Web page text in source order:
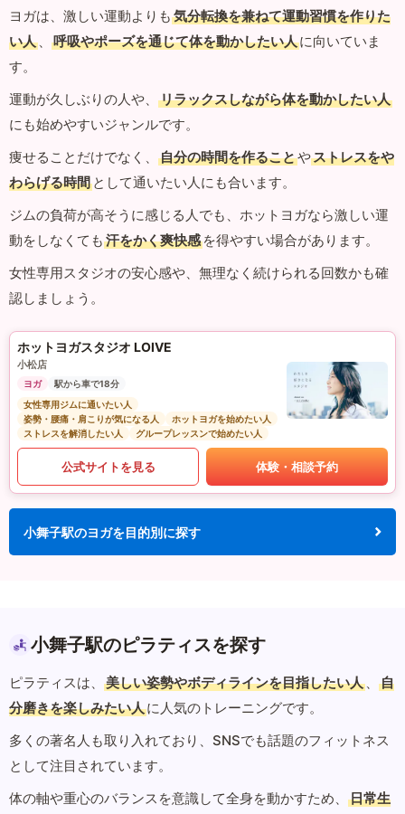
ヨガは、激しい運動よりも 気分転換を兼ねて運動習慣を作りた
い人 、 呼吸やポーズを通じて体を動かしたい人に向いていま
す。
運動が久しぶりの人や、
リラックスしながら体を動かしたい人
にも始めやすいジャンルです。
痩せることだけでなく、
自分の時間を作ることやストレスをや
わらげる時間 として通いたい人にも合います。
ジムの負荷が高そうに感じる人でも、ホットヨガなら激しい運
動をしなくても 汗をかく爽快感 を得やすい場合があります。
女性専用スタジオの安心感や、無理なく続けられる回数かも確
認しましょう。
ホットヨガスタジオ LOIVE
小松店
ヨガ
駅から車で18分
女性専用ジムに通いたい人
姿勢・腰痛・肩こりが気になる人
ホットヨガを始めたい人
ストレスを解消したい人
グループレッスンで始めたい人
公式サイトを見る 体験・相談予約
小舞子駅のヨガを目的別に探す
小舞子駅のピラティスを探す
ピラティスは、 美しい姿勢やボディラインを目指したい人 、
自
分磨きを楽しみたい人に人気のトレーニングです。
多くの著名人も取り入れており、SNSでも話題のフィットネス
として注目されています。
体の軸や重心のバランスを意識して全身を動かすため、
日常生